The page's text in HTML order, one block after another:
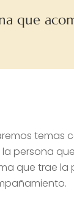
que
temas
persona
que trae la